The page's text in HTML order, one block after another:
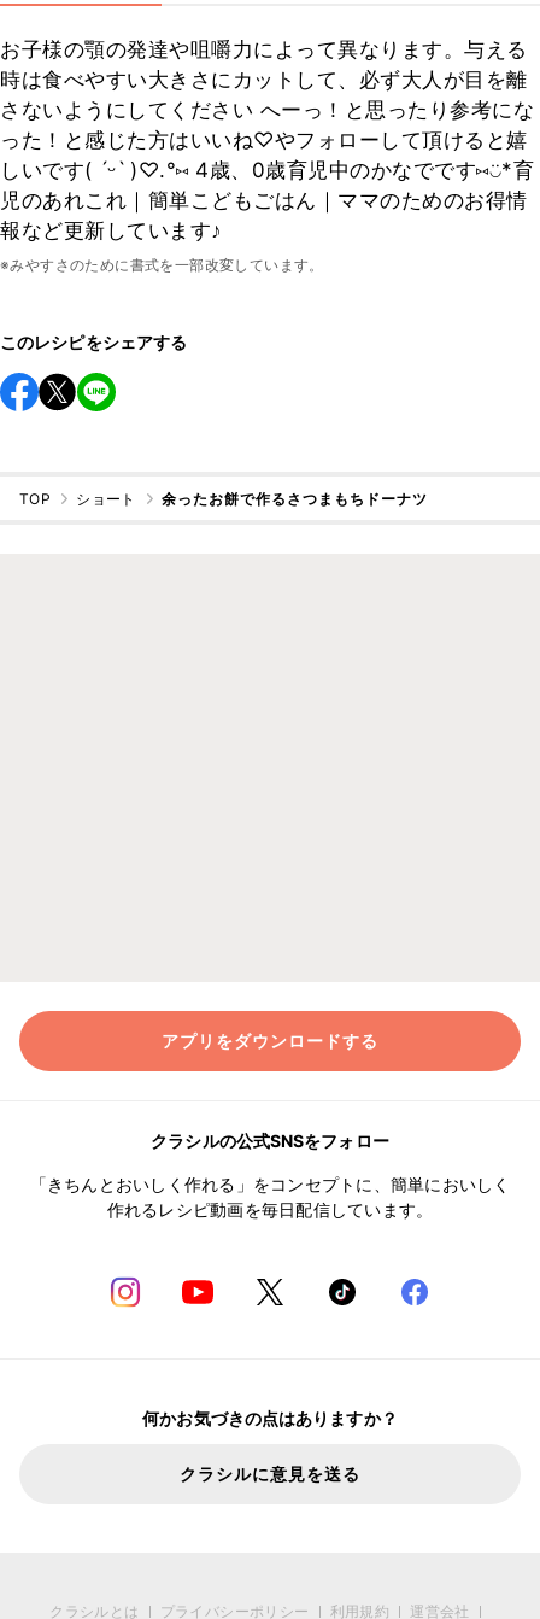
お子様の顎の発達や咀嚼力によって異なります。与える
時は食べやすい大きさにカットして、必ず大人が目を離
さないようにしてください へーっ！と思ったり参考にな
った！と感じた方はいいね♡やフォローして頂けると嬉
しいです( ˊᵕˋ )♡.°⑅ 4歳、0歳育児中のかなでです⑅◡̈*育
児のあれこれ｜簡単こどもごはん｜ママのためのお得情
報など更新しています♪
※みやすさのために書式を一部改変しています。
このレシピをシェアする
TOP ショート 余ったお餅で作るさつまもちドーナツ
アプリをダウンロードする
クラシルの公式SNSをフォロー
「きちんとおいしく作れる」をコンセプトに、簡単においしく
作れるレシピ動画を毎日配信しています。
何かお気づきの点はありますか？
クラシルに意見を送る
クラシルとは プライバシーポリシー 利用規約 運営会社